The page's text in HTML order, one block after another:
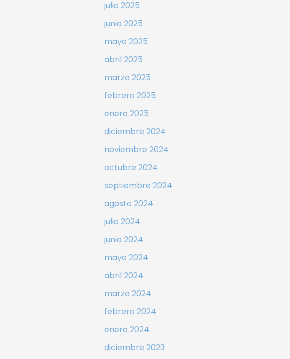
julio 2025
junio 2025
mayo 2025
abril 2025
marzo 2025
febrero 2025
enero 2025
diciembre 2024
noviembre 2024
octubre 2024
septiembre 2024
agosto 2024
julio 2024
junio 2024
mayo 2024
abril 2024
marzo 2024
febrero 2024
enero 2024
diciembre 2023